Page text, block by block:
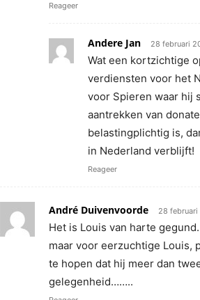
Reageer
Andere Jan 28 februari
Wat een kortzichtige
verdiensten voor het
voor Spieren waar hij
aantrekken van
belastingplichtig is,
in Nederland verblijft!
Reageer
André Duivenvoorde 28
Het is Louis van harte
maar voor eerzuchtige Louis,
te hopen dat hij meer dan
gelegenheid……..